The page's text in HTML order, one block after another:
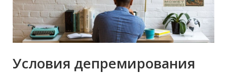
Условия депремирования